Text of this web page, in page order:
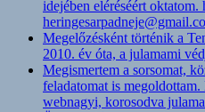
idejében eléréséért
Megelőzésként történik a
2010. év óta, a julamami
Megismertem a sorsomat,
feladatomat is
webnagyi, korosodva